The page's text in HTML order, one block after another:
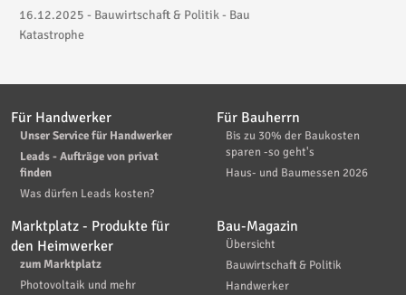
16.12.2025 - Bauwirtschaft & Politik - Bau
Katastrophe
Für Handwerker
Unser Service für Handwerker
Leads - Aufträge von privat
finden
Was dürfen Leads kosten?
Für Bauherrn
Bis zu 30% der Baukosten
sparen -so geht's
Haus- und Baumessen 2026
Marktplatz - Produkte für
den Heimwerker
zum Marktplatz
Photovoltaik und mehr
Bau-Magazin
Übersicht
Bauwirtschaft & Politik
Handwerker